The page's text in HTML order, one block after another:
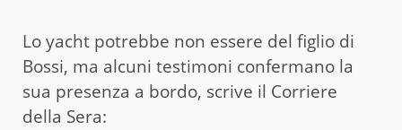
Lo yacht potrebbe non essere del figlio di
Bossi, ma alcuni testimoni confermano la
sua presenza a bordo, scrive il Corriere
della Sera: